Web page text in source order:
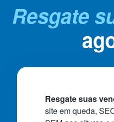
Resgate
Resgate suas
site em queda,